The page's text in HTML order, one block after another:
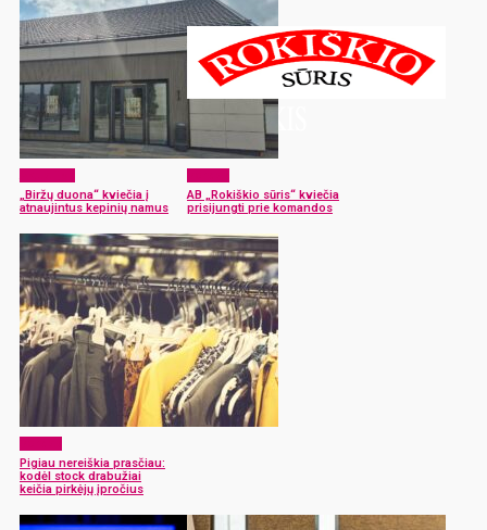
„Biržų duona“ kviečia į
atnaujintus kepinių namus
AB „Rokiškio sūris“ kviečia
prisijungti prie komandos
Pigiau nereiškia prasčiau:
kodėl stock drabužiai
keičia pirkėjų įpročius